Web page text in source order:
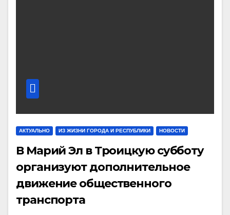
АКТУАЛЬНО ИЗ ЖИЗНИ ГОРОДА И РЕСПУБЛИКИ НОВОСТИ
В Марий Эл в Троицкую субботу
организуют дополнительное
движение общественного
транспорта